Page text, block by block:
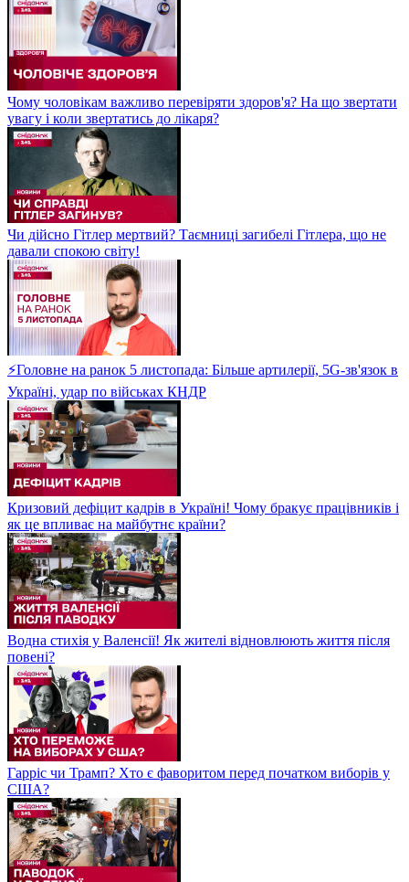
Чому чоловікам важливо перевіряти здоров'я? На що звертати
увагу і коли звертатись до лікаря?
Чи дійсно Гітлер мертвий? Таємниці загибелі Гітлера, що не
давали спокою світу!
⚡Головне на ранок 5 листопада: Більше артилерії, 5G-зв'язок в
Україні, удар по військах КНДР
Кризовий дефіцит кадрів в Україні! Чому бракує працівників і
як це впливає на майбутнє країни?
Водна стихія у Валенсії! Як жителі відновлюють життя після
повені?
Гарріс чи Трамп? Хто є фаворитом перед початком виборів у
США?